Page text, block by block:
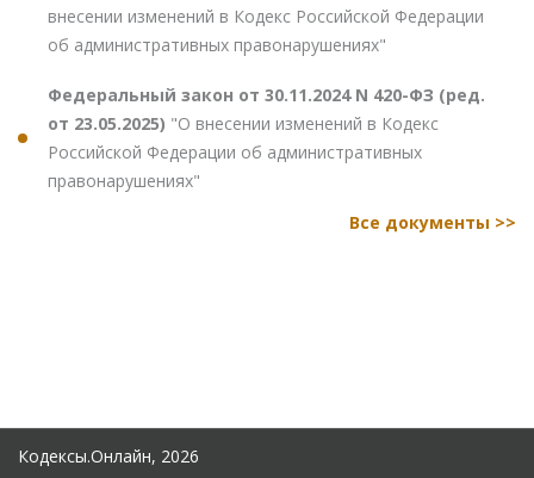
внесении изменений в Кодекс Российской Федерации
об административных правонарушениях"
Федеральный закон от 30.11.2024 N 420-ФЗ (ред.
от 23.05.2025) "О внесении изменений в Кодекс
Российской Федерации об административных
правонарушениях"
Все документы >>
Кодексы.Онлайн, 2026